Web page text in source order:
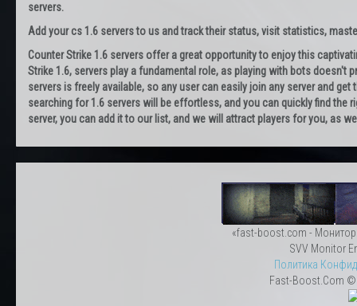
servers.
Add your cs 1.6 servers to us and track their status, visit statistics,
Counter Strike 1.6 servers offer a great opportunity to enjoy this
Strike 1.6, servers play a fundamental role, as playing with bots
servers is freely available, so any user can easily join any server and
searching for 1.6 servers will be effortless, and you can quickly find
server, you can add it to our list, and we will attract players for you, as
«fast-boost.com -
SVV Monitor
Политика
Fast-Boost.Com